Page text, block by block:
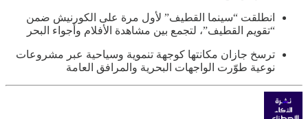
انطلقت “سينما القطيف” لأول مرة على الكورنيش ضمن
“تقويم القطيف”، لتجمع بين مشاهدة الأفلام وأجواء البحر
ترسخ جازان مكانتها كوجهة تنموية وسياحية عبر مشروعات
نوعية طوّرت الواجهات البحرية والمرافق العامة